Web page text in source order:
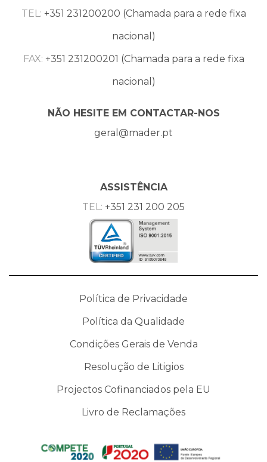
TEL: +351 231200200 (Chamada para a rede fixa
nacional)
FAX: +351 231200201 (Chamada para a rede fixa
nacional)
NÃO HESITE EM CONTACTAR-NOS
geral@mader.pt
ASSISTÊNCIA
TEL: +351 231 200 205
Política de Privacidade
Política da Qualidade
Condições Gerais de Venda
Resolução de Litigios
Projectos Cofinanciados pela EU
Livro de Reclamações